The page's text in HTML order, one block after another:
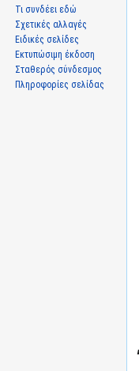
Τι συνδέει εδώ
Σχετικές αλλαγές
Ειδικές σελίδες
Εκτυπώσιμη έκδοση
Σταθερός σύνδεσμος
Πληροφορίες σελίδας